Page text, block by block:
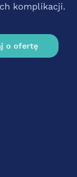
komplikacji.
o ofertę